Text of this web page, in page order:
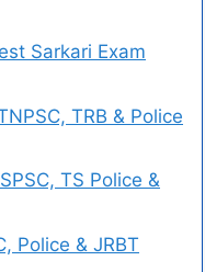
Sarkari Exam
TRB & Police
TS Police &
Police & JRBT